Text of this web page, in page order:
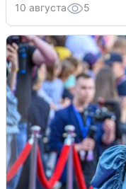
10 августа 5